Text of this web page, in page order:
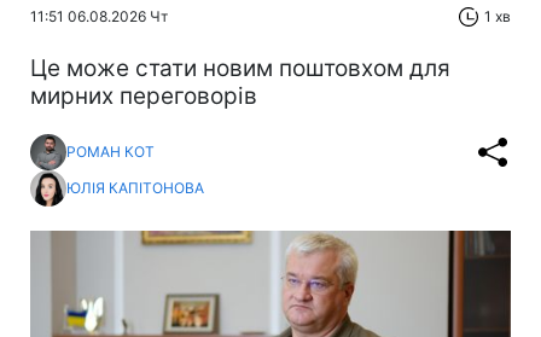
11:51 06.08.2026 Чт 1 хв
Це може стати новим поштовхом для
мирних переговорів
РОМАН КОТ
ЮЛІЯ КАПІТОНОВА